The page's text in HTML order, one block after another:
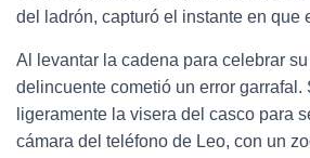
del ladrón, capturó el instante en que
Al levantar la cadena para celebrar su
delincuente cometió un error garrafal.
ligeramente la visera del casco para
cámara del teléfono de Leo, con un